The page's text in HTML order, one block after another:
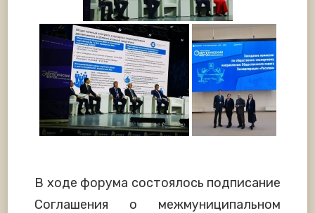
В ходе форума состоялось подписание
Соглашения о межмуниципальном